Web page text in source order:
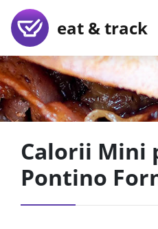
eat & track
Calorii Mini
Pontino